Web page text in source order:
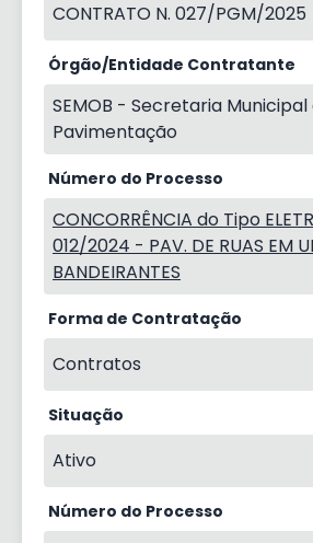
CONTRATO N. 027/PGM/2025
Órgão/Entidade Contratante
SEMOB - Secretaria
Pavimentação
Número do Processo
CONCORRÊNCIA do Tipo
012/2024 - PAV. DE RUAS EM
BANDEIRANTES
Forma de Contratação
Contratos
Situação
Ativo
Número do Processo